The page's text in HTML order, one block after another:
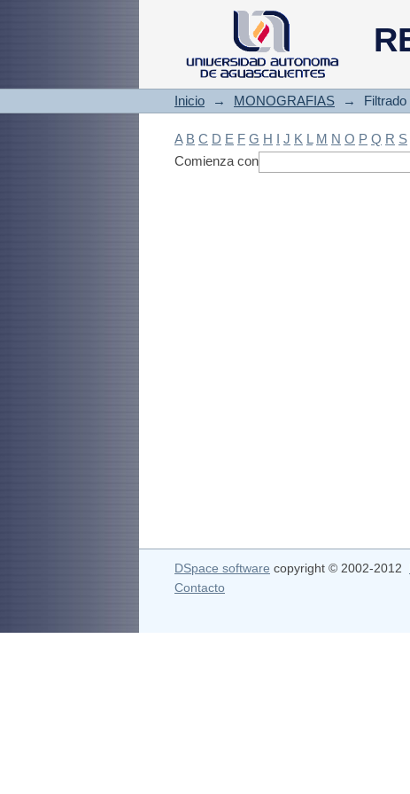
Filtrado by: Materia
Inicio → MONOGRAFIAS →
A B C D E F G H I J K L M N O P Q R S
Comienza con
DSpace software copyright © 2002-2012
Contacto